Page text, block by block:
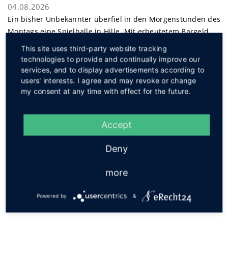
04.08.2026
Ein bisher Unbekannter überfiel in den Morgenstunden des
Montags eine Spielhalle in Hille. Mit erbeutetem Bargeld
gelang dem Täter die Flucht.
weiterlesen
Service
This site uses third-party website tracking
technologies to provide and continually improve our
services, and to display advertisements according to
users' interests. I agree and may revoke or change
my consent at any time with effect for the future.
Accept
Deny
more
Powered by &